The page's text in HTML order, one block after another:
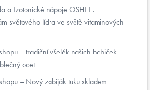
a Izotonické nápoje OSHEE.
světového lídra ve světě vitaminových
– tradiční všelék našich babiček.
ocet
– Nový zabiják tuku skladem